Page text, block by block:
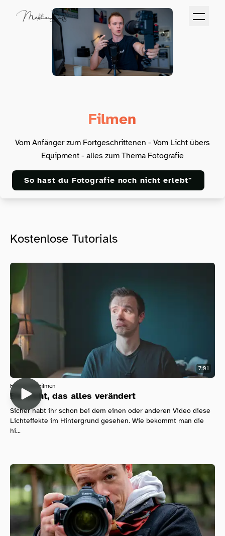
Filmen
Vom Anfänger zum Fortgeschrittenen - Vom Licht übers
Equipment - alles zum Thema Fotografie
So hast du Fotografie noch nicht erlebt"
Kostenlose Tutorials
7:01
Fotografie Filmen
Ein Licht, das alles verändert
Sicher habt ihr schon bei dem einen oder anderen Video diese
Lichteffekte im Hintergrund gesehen. Wie bekommt man die
hi...